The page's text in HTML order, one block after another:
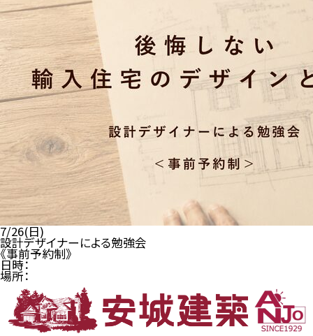
7/26(日)
設計デザイナーによる勉強会
《事前予約制》
日時：
場所：